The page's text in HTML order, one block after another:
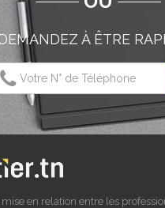
À ÊTRE
en relation entre les